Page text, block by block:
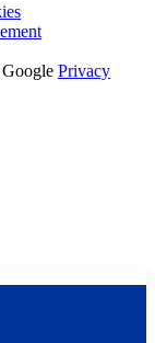
Privacy